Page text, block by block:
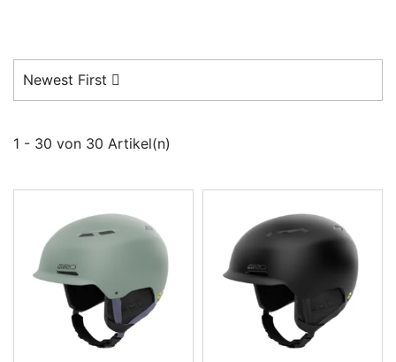
Newest First
1 - 30 von 30 Artikel(n)